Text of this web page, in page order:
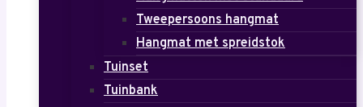
Tweepersoons hangmat
Hangmat met spreidstok
Tuinset
Tuinbank